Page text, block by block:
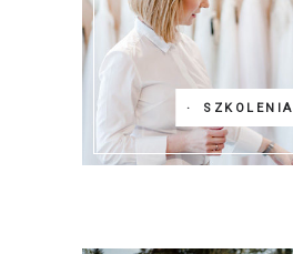
SZKOLENIA